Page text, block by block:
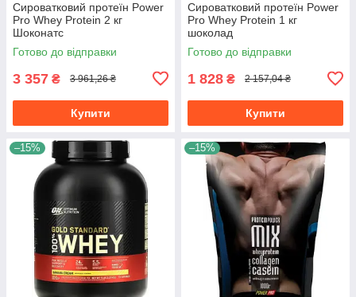
Сироватковий протеїн Power
Pro Whey Protein 2 кг
Шоконатс
Готово до відправки
3 357 ₴ 3 961,26 ₴
Купити
Сироватковий протеїн Power
Pro Whey Protein 1 кг
шоколад
Готово до відправки
1 828 ₴ 2 157,04 ₴
Купити
–15% –15%